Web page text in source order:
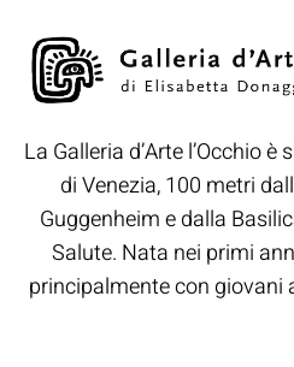
La Galleria d’Arte l’Occhio
di Venezia, 100 metri
Guggenheim e dalla
Salute. Nata nei primi
principalmente con giovani